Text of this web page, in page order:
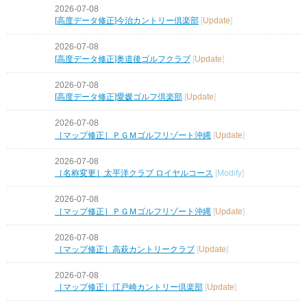
2026-07-08
[高度データ修正]今治カントリー倶楽部 Update
2026-07-08
[高度データ修正]奥道後ゴルフクラブ [Update]
2026-07-08
[高度データ修正]愛媛ゴルフ倶楽部 Update
2026-07-08
［マップ修正］ＰＧＭゴルフリゾート沖縄 [Update]
2026-07-08
［名称変更］太平洋クラブ ロイヤルコース [Modify]
2026-07-08
［マップ修正］ＰＧＭゴルフリゾート沖縄 [Update]
2026-07-08
［マップ修正］高萩カントリークラブ [Update]
2026-07-08
［マップ修正］江戸崎カントリー倶楽部 Update